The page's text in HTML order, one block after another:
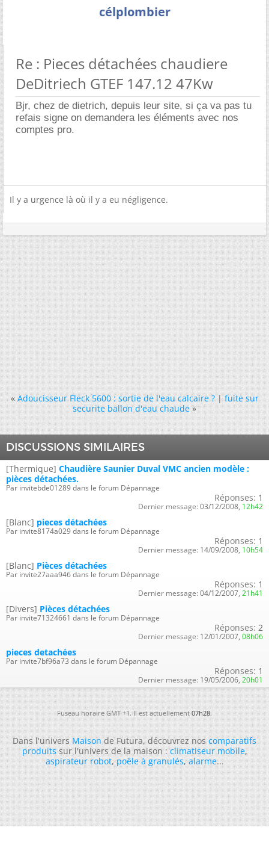
célplombier
Re : Pieces détachées chaudiere
DeDitriech GTEF 147.12 47Kw
Bjr, chez de dietrich, depuis leur site, si ça va pas tu
refais signe on demandera les éléments avec nos
comptes pro.
Il y a urgence là où il y a eu négligence.
« Adoucisseur Fleck 5600 : sortie de l'eau calcaire ?|fuite sur
securite ballon d'eau chaude »
DISCUSSIONS SIMILAIRES
[Thermique] Chaudière Saunier Duval VMC ancien modèle :
pièces détachées.
Par invitebde01289 dans le forum Dépannage
Réponses: 1
Dernier message: 03/12/2008, 12h42
[Blanc] pieces détachées
Par invite8174a029 dans le forum Dépannage
Réponses: 1
Dernier message: 14/09/2008, 10h54
[Blanc] Pièces détachées
Par invite27aaa946 dans le forum Dépannage
Réponses: 1
Dernier message: 04/12/2007, 21h41
[Divers] Pièces détachées
Par invite71324661 dans le forum Dépannage
Réponses: 2
Dernier message: 12/01/2007, 08h06
pieces detachées
Par invite7bf96a73 dans le forum Dépannage
Réponses: 1
Dernier message: 19/05/2006, 20h01
Fuseau horaire GMT +1. Il est actuellement07h28.
Dans l'universMaisonde Futura, découvrez noscomparatifs
produitssur l'univers de la maison :climatiseur mobile,
aspirateur robot,poêle à granulés,alarme...